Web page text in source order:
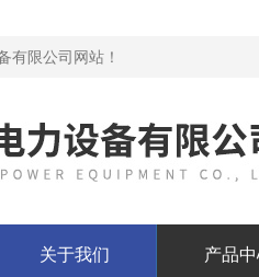
有限公司网站！
关于我们 产品